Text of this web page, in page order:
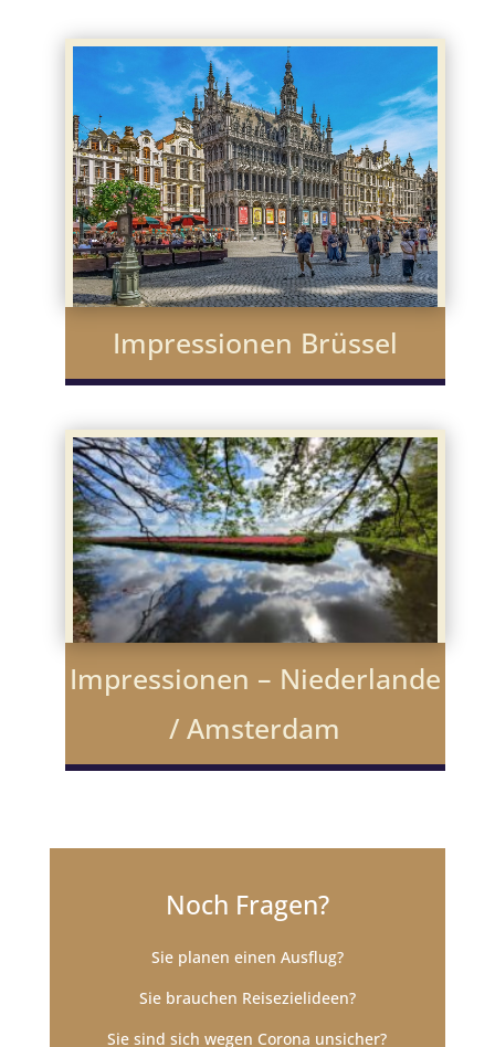
Impressionen Brüssel
Impressionen – Niederlande
/ Amsterdam
Noch Fragen?
Sie planen einen Ausflug?
Sie brauchen Reisezielideen?
Sie sind sich wegen Corona unsicher?